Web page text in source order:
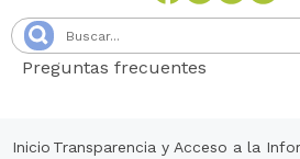
Preguntas frecuentes
Inicio Transparencia y Acceso a la